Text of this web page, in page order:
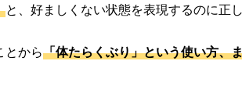
と、好ましくない状態を表現するのに正
とから「体たらくぶり」という使い方、